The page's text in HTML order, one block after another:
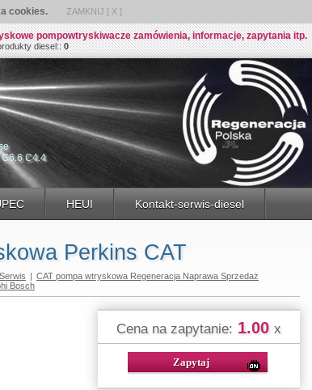
cookies. ZAMKNIJ [ X ]
pompowtryskiwacze zamówienia, informacje, zapytania itp.
diesel::0
C4.4
HEUI Kontakt-serwis-diesel
Perkins CAT
| CAT pompa wtryskowa Regeneracja Naprawa Sprzedaż
Bosch
Cena na zapytanie: 1.00 x